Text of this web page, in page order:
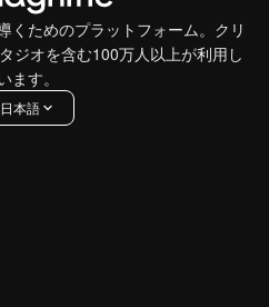
くためのプラットフォーム。クリ
ジオを含む100万人以上が利用し
ます。
日本語